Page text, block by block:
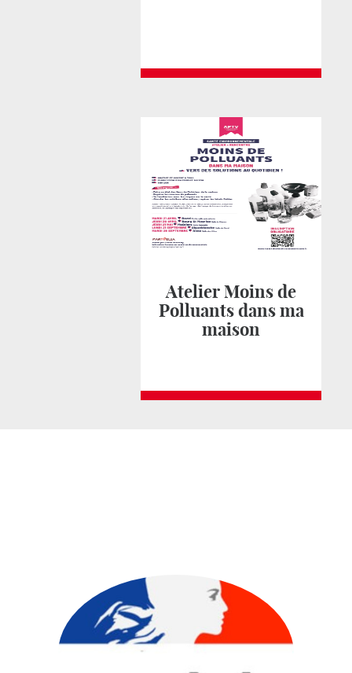
Atelier Moins de
Polluants dans ma
maison